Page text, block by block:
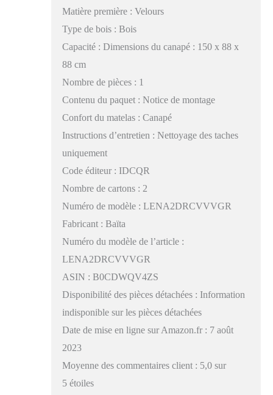
Matière première : Velours
Type de bois : Bois
Capacité : Dimensions du canapé : 150 x 88 x
88 cm
Nombre de pièces : 1
Contenu du paquet : Notice de montage
Confort du matelas : Canapé
Instructions d’entretien : Nettoyage des taches
uniquement
Code éditeur : IDCQR
Nombre de cartons : 2
Numéro de modèle : LENA2DRCVVVGR
Fabricant : Baïta
Numéro du modèle de l’article :
LENA2DRCVVVGR
ASIN : B0CDWQV4ZS
Disponibilité des pièces détachées : Information
indisponible sur les pièces détachées
Date de mise en ligne sur Amazon.fr : 7 août
2023
Moyenne des commentaires client : 5,0 sur
5 étoiles